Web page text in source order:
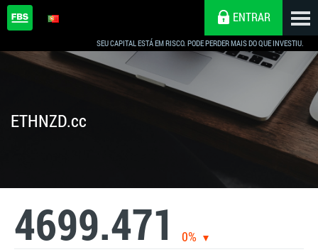
SEU CAPITAL ESTÁ EM RISCO. PODE PERDER MAIS DO QUE INVESTIU.
ENTRAR
ETHNZD.cc
4699.471 0%